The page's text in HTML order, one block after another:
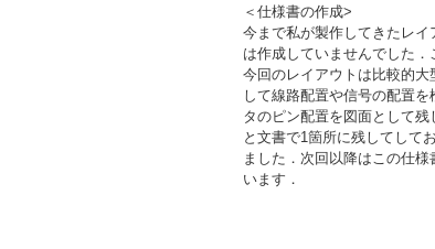
＜仕様書の作成>
今まで私が製作してきたレ
は作成していませんでした
今回のレイアウトは比較的
して線路配置や信号の配置
タのピン配置を図面として
と文書で1箇所に残してして
ました．次回以降はこの仕
います．